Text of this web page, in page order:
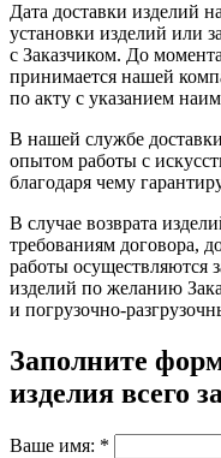
Дата доставки изделий
установки изделий или
с Заказчиком. До
принимается нашей
по акту с указанием
В нашей службе
опытом работы с
благодаря чему
В случае возврата
требованиям договора,
работы осуществляются
изделий по желанию
и погрузочно-
Заполните
изделия всего
Ваше имя: *